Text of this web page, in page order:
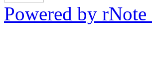
Powered by rNote